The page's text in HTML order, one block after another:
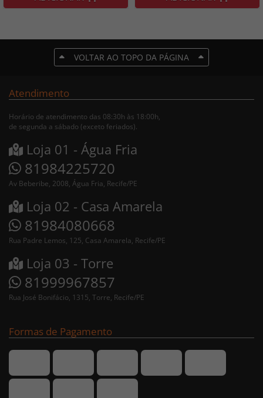
VOLTAR AO TOPO DA PÁGINA
Atendimento
Horário de atendimento das 08:30h às 18:00h,
de segunda a sábado (exceto feriados).
Loja 01 - Água Fria
81984225720
Av Beberibe, 2008, Água Fria, Recife/PE
Loja 02 - Casa Amarela
81984080668
Rua Padre Lemos, 125, Casa Amarela, Recife/PE
Loja 03 - Torre
81999967857
Rua José Bonifácio, 1315, Torre, Recife/PE
Formas de Pagamento